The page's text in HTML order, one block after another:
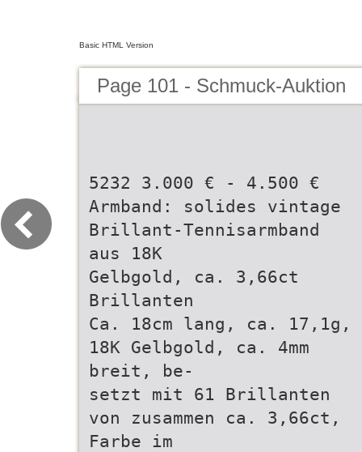
Basic HTML Version
Page 101 - Schmuck-Auktion
5232 3.000 € - 4.500 €
Armband: solides vintage
Brillant-Tennisarmband
aus 18K
Gelbgold, ca. 3,66ct
Brillanten
Ca. 18cm lang, ca. 17,1g,
18K Gelbgold, ca. 4mm
breit, be-
setzt mit 61 Brillanten
von zusammen ca. 3,66ct,
Farbe im